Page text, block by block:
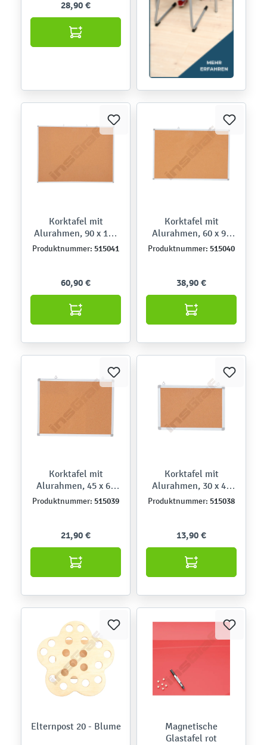
28,90 €
Korktafel mit
Alurahmen, 90 x 120
cm
Produktnummer: 515041
60,90 €
Korktafel mit
Alurahmen, 60 x 90
cm
Produktnummer: 515040
38,90 €
Korktafel mit
Alurahmen, 45 x 60
cm
Produktnummer: 515039
21,90 €
Korktafel mit
Alurahmen, 30 x 45
cm
Produktnummer: 515038
13,90 €
Elternpost 20 - Blume
Magnetische
Glastafel rot